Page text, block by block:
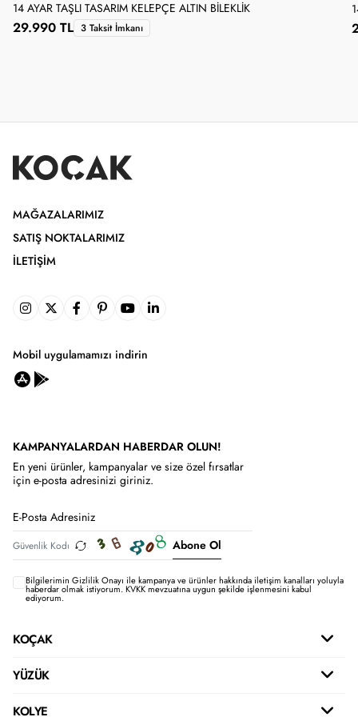
14 AYAR TAŞLI TASARIM KELEPÇE ALTIN BILEKLIK
29.990 TL 3 Taksit İmkanı
MAĞAZALARIMIZ
SATIŞ NOKTALARIMIZ
İLETIŞIM
Mobil uygulamamızı indirin
KAMPANYALARDAN HABERDAR OLUN!
En yeni ürünler, kampanyalar ve size özel fırsatlar
için e-posta adresinizi giriniz.
Abone Ol
Bilgilerimin Gizlilik Onayı ile kampanya ve ürünler hakkında iletişim kanalları yoluyla
haberdar olmak istiyorum.KVKK mevzuatına uygun şekilde işlenmesini kabul
ediyorum.
KOÇAK
YÜZÜK
KOLYE